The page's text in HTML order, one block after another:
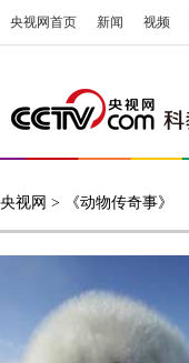
央视网首页 新闻 视频
央视网 > 《动物传奇事》